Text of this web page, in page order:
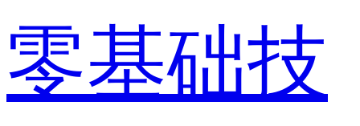
零基础技